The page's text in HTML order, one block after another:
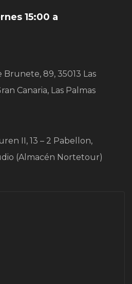
15:00 a
Brunete, 89, 35013 Las
Canaria, Las Palmas
II, 13 – 2 Pabellon,
(Almacén Nortetour)